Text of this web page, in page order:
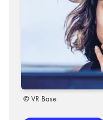
© VR Base